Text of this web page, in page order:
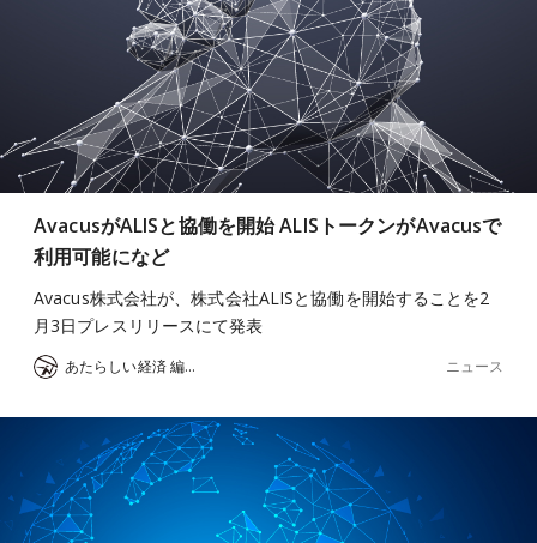
AvacusがALISと協働を開始 ALISトークンがAvacusで
利用可能になど
Avacus株式会社が、株式会社ALISと協働を開始することを2
月3日プレスリリースにて発表
あたらしい経済 編集部 ニュース